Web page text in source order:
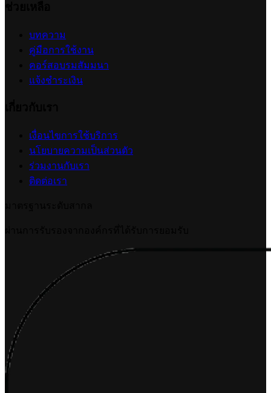
บทความ
คู่มือการใช้งาน
คอร์สอบรมสัมมนา
แจ้งชำระเงิน
เงื่อนไขการใช้บริการ
นโยบายความเป็นส่วนตัว
ร่วมงานกับเรา
ติดต่อเรา